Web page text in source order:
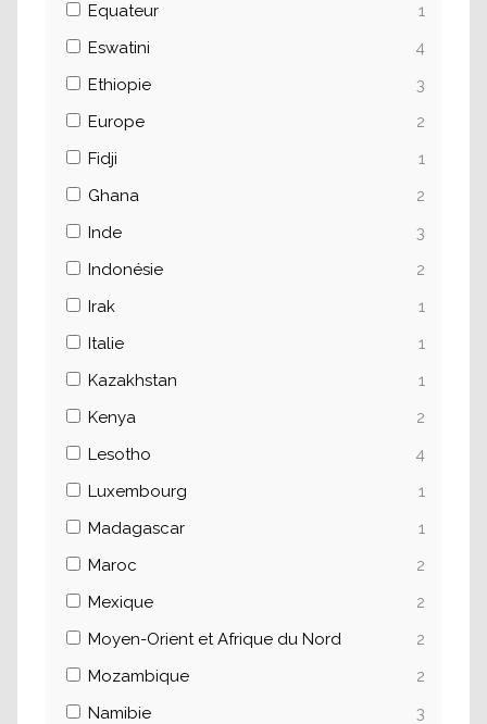
Equateur
1
Eswatini
4
Ethiopie
3
Europe
2
Fidji
1
Ghana
2
Inde
3
Indonésie
2
Irak
1
Italie
1
Kazakhstan
1
Kenya
2
Lesotho
4
Luxembourg
1
Madagascar
1
Maroc
2
Mexique
2
Moyen-Orient et Afrique du Nord
2
Mozambique
2
Namibie
3